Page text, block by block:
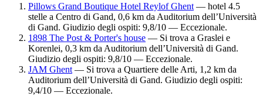
Pillows Grand Boutique Hotel Reylof Ghent — hotel 4.5
stelle a Centro di Gand, 0,6 km da Auditorium dell’Università
di Gand. Giudizio degli ospiti: 9,8/10 — Eccezionale.
1898 The Post & Porter's house — Si trova a Graslei e
Korenlei, 0,3 km da Auditorium dell’Università di Gand.
Giudizio degli ospiti: 9,8/10 — Eccezionale.
JAM Ghent — Si trova a Quartiere delle Arti, 1,2 km da
Auditorium dell’Università di Gand. Giudizio degli ospiti:
9,4/10 — Eccezionale.